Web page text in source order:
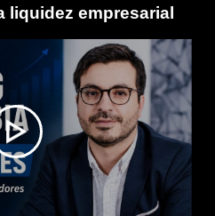
liquidez empresarial